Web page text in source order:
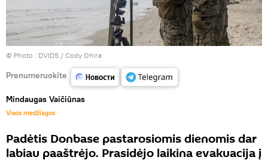
© Photo : DVIDS / Cody Ohira
Prenumeruokite
Mindaugas Vaičiūnas
Visos medžiagos
Padėtis Donbase pastarosiomis dienomis dar
labiau paaštrėjo. Prasidėjo laikina evakuacija į